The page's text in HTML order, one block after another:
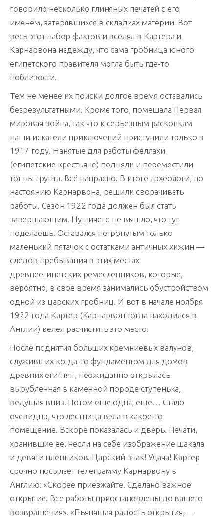
говорило несколько глиняных печатей с его
именем, затерявшихся в складках материи. Вот
весь этот набор фактов и вселял в Картера и
Карнарвона надежду, что сама гробница юного
египетского правителя могла быть где-то
поблизости.
Тем не менее их поиски долгое время оставались
безрезультатными. Кроме того, помешала Первая
мировая война, так что к серьезным раскопкам
наши искатели приключений приступили только в
1917 году. Нанятые для работы феллахи
(египетские крестьяне) подняли и переместили
тонны грунта. Всё напрасно. В итоге археологи, по
настоянию Карнарвона, решили сворачивать
работы. Сезон 1922 года должен был стать
завершающим. Ну ничего не вышло, что тут
поделаешь. Оставался нетронутым только
маленький пятачок с остатками античных хижин —
следов пребывания в этих местах
древнеегипетских ремесленников, которые,
вероятно, в свое время занимались обустройством
одной из царских гробниц. И вот в начале ноября
1922 года Картер (Карнарвон тогда находился в
Англии) велел расчистить это место.
После поднятия больших кремниевых валунов,
служивших когда-то фундаментом для домов
древних египтян, неожиданно открылась
вырубленная в каменной породе ступенька,
ведущая вниз. Потом еще одна, еще… Стало
очевидно, что лестница вела в какое-то
помещение. Вскоре показалась и дверь. Печати,
хранившие ее, несли на себе изображение шакала
и девяти пленников. Царский знак! Удача! Картер
срочно посылает телеграмму Карнарвону в
Англию: «Скорее приезжайте. Сделано важное
открытие. Все работы приостановлены до вашего
возвращения». «Пьянящая радость открытия, —